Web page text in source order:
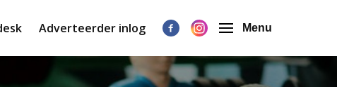
Adverteerder inlog Menu